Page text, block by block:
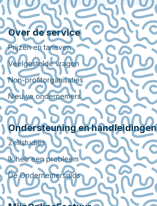
Over de service
Prijzen en tarieven
Veelgestelde vragen
Non-profitorganisaties
Nieuwe ondernemers
Ondersteuning en handleidingen
Zelfstudies
Ik heb een probleem
De Ondernemersgids